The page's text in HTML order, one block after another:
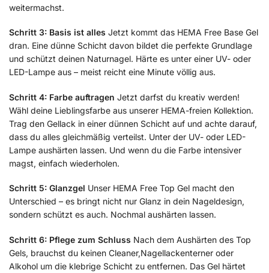
weitermachst.
Schritt 3: Basis ist alles Jetzt kommt das HEMA Free Base Gel
dran. Eine dünne Schicht davon bildet die perfekte Grundlage
und schützt deinen Naturnagel. Härte es unter einer UV- oder
LED-Lampe aus – meist reicht eine Minute völlig aus.
Schritt 4: Farbe auftragen Jetzt darfst du kreativ werden!
Wähl deine Lieblingsfarbe aus unserer HEMA-freien Kollektion.
Trag den Gellack in einer dünnen Schicht auf und achte darauf,
dass du alles gleichmäßig verteilst. Unter der UV- oder LED-
Lampe aushärten lassen. Und wenn du die Farbe intensiver
magst, einfach wiederholen.
Schritt 5: Glanzgel Unser HEMA Free Top Gel macht den
Unterschied – es bringt nicht nur Glanz in dein Nageldesign,
sondern schützt es auch. Nochmal aushärten lassen.
Schritt 6: Pflege zum Schluss Nach dem Aushärten des Top
Gels, brauchst du keinen Cleaner,Nagellackenterner oder
Alkohol um die klebrige Schicht zu entfernen. Das Gel härtet